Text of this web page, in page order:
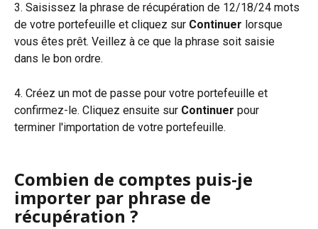
3. Saisissez la phrase de récupération de 12/18/24 mots
de votre portefeuille et cliquez sur Continuer lorsque
vous êtes prêt. Veillez à ce que la phrase soit saisie
dans le bon ordre.
4. Créez un mot de passe pour votre portefeuille et
confirmez-le. Cliquez ensuite sur Continuer pour
terminer l'importation de votre portefeuille.
Combien de comptes puis-je
importer par phrase de
récupération ?